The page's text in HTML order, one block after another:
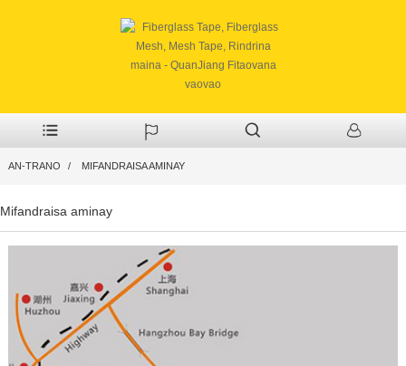
AN-TRANO MIFANDRAISA AMINAY
Mifandraisa aminay